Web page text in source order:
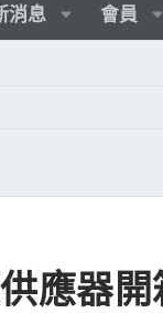
消息 會員
應器開